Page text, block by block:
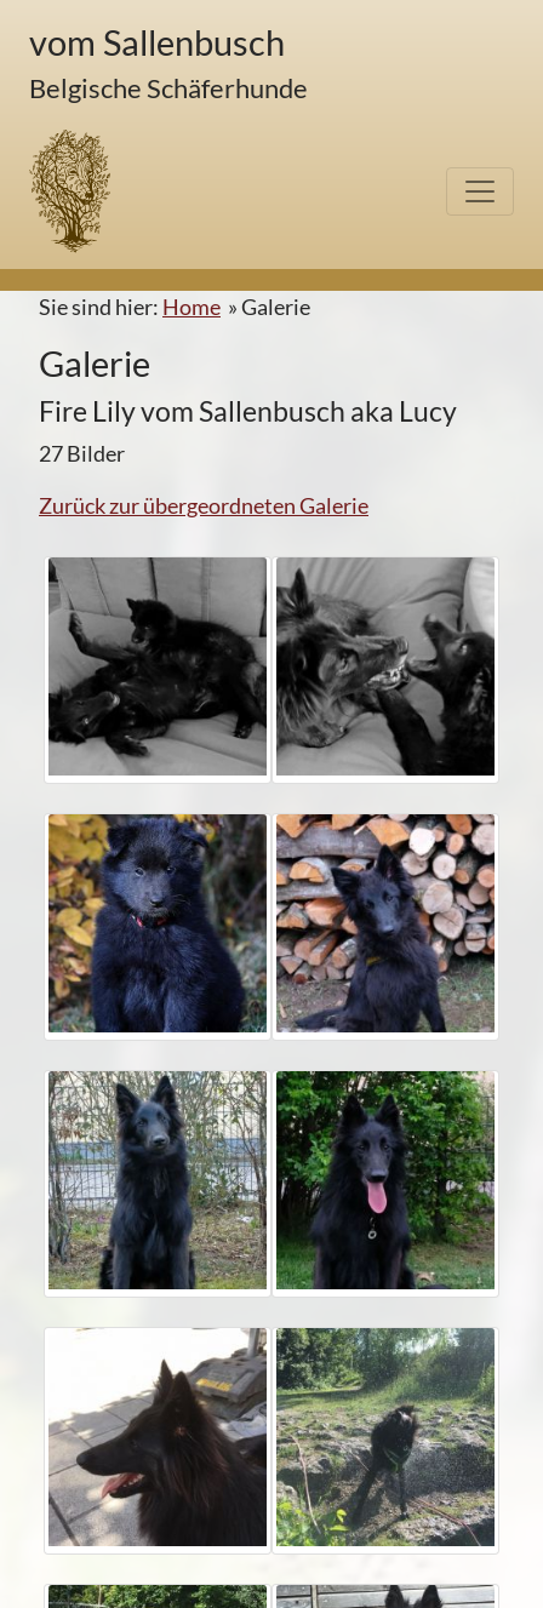
vom Sallenbusch
Belgische Schäferhunde
Sie sind hier: Home »Galerie
Galerie
Fire Lily vom Sallenbusch aka Lucy
27 Bilder
Zurück zur übergeordneten Galerie